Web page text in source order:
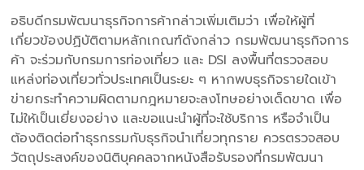
อธิบดีกรมพัฒนาธุรกิจการค้ากล่าวเพิ่มเติมว่า เพื่อให้ผู้ที่
เกี่ยวข้องปฏิบัติตามหลักเกณฑ์ดังกล่าว กรมพัฒนาธุรกิจการ
ค้า จะร่วมกับกรมการท่องเที่ยว และ DSI ลงพื้นที่ตรวจสอบ
แหล่งท่องเที่ยวทั่วประเทศเป็นระยะ ๆ หากพบธุรกิจรายใดเข้า
ข่ายกระทำความผิดตามกฎหมายจะลงโทษอย่างเด็ดขาด เพื่อ
ไม่ให้เป็นเยี่ยงอย่าง และขอแนะนำผู้ที่จะใช้บริการ หรือจำเป็น
ต้องติดต่อทำธุรกรรมกับธุรกิจนำเที่ยวทุกราย ควรตรวจสอบ
วัตถุประสงค์ของนิติบุคคลจากหนังสือรับรองที่กรมพัฒนา